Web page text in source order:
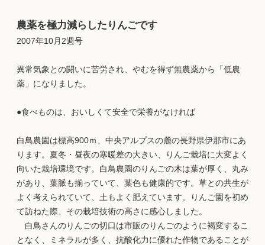
農薬を極力減らしたりんごです
2007年10月2週号
異常気象との闘いに苦労され、やむを得ず無農薬から「低農
薬」になりました。
●食べものは、おいしくて安全で栄養がなければ
白鳥農園は標高900ｍ、中央アルプスの麓の長野県伊那市にあ
ります。夏冬・昼夜の寒暖差の大きい、りんご栽培に大変よく
向いた栽培環境です。白鳥農園のりんごの木は葉が厚く、丸み
があり、葉脈も揃っていて、葉色も健康的です。草との共生が
よく考えられていて、土もよく肥えています。りんご園を初め
て訪ねた際、その栽培技術の高さに感心しました。
白鳥さんのりんごの切口は市販のりんごのように褐変するこ
となく、ミネラルが多く、抗酸化力に優れた作物であることが